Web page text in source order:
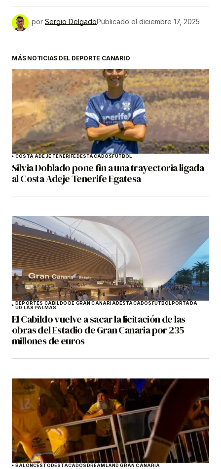
por Sergio DelgadoPublicado el diciembre 17, 2025
MÁS NOTICIAS DEL DEPORTE CANARIO
COSTA ADEJE TENERIFEDESTACADOSFÚTBOL
Silvia Doblado pone fin a una trayectoria ligada
al Costa Adeje Tenerife Egatesa
DEPORTES CABILDO DE GRAN CANARIADESTACADOSFÚTBOLPORTADA
UD LAS PALMAS
El Cabildo vuelve a sacar la licitación de las
obras del Estadio de Gran Canaria por 235
millones de euros
BALONCESTODESTACADOSDREAMLAND GRAN CANARIA